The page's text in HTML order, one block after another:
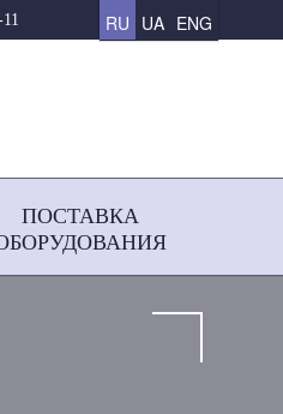
RU UA ENG
ПОСТАВКА